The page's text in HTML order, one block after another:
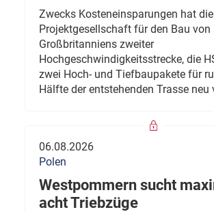
Zwecks Kosteneinsparungen hat die
Projektgesellschaft für den Bau von
Großbritanniens zweiter
Hochgeschwindigkeitsstrecke, die
zwei Hoch- und Tiefbaupakete für
Hälfte der entstehenden Trasse neu
06.08.2026
Polen
Westpommern sucht
acht Triebzüge